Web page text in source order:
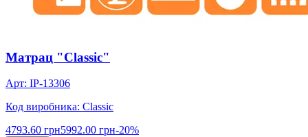
Матрац "Classic"
Арт: IP-13306
Код виробника: Classic
4793.60 грн5992.00 грн-20%